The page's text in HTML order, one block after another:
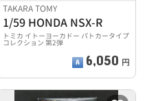
TAKARA TOMY
1/59 HONDA NSX-R
トミカ イトーヨーカドー パトカータイプ
コレクション 第2弾
6,050 円